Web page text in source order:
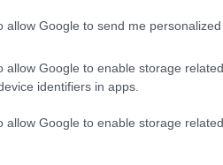
allow Google to send me personalized
allow Google to enable storage
identifiers in apps.
allow Google to enable storage
Ma questo non toglie nulla
più amate per una gita